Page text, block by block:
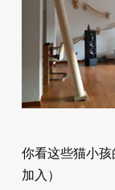
你看这些猫小
加入）